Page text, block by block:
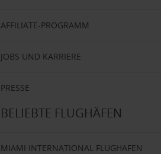
AFFILIATE-PROGRAMM
JOBS UND KARRIERE
PRESSE
BELIEBTE FLUGHÄFEN
MIAMI INTERNATIONAL FLUGHAFEN